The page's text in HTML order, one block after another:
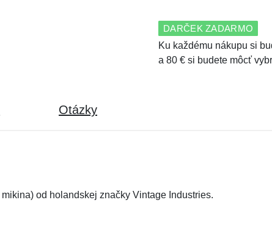
DARČEK ZADARMO
Ku každému nákupu si
a 80 € si budete môcť
Otázky
od holandskej značky Vintage Industries.